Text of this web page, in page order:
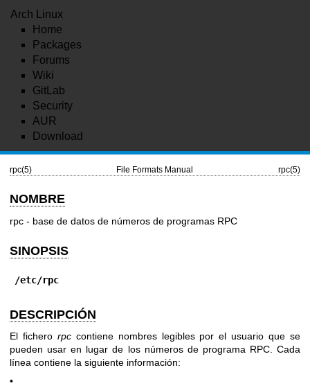
Arch Linux
Home
Packages
Forums
Wiki
GitLab
Security
AUR
Download
rpc(5) File Formats Manual rpc(5)
NOMBRE
rpc - base de datos de números de programas RPC
SINOPSIS
/etc/rpc
DESCRIPCIÓN
El fichero rpccontiene nombres legibles por el usuario que se
pueden usar en lugar de los números de programa RPC. Cada
línea contiene la siguiente información:
•